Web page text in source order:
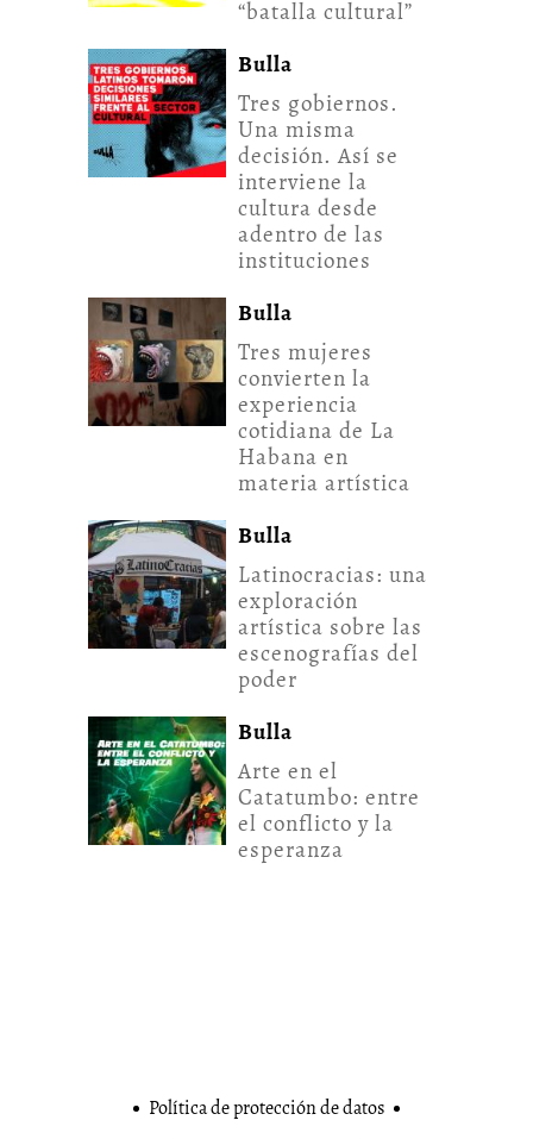
“batalla cultural”
Bulla
Tres gobiernos.
Una misma
decisión. Así se
interviene la
cultura desde
adentro de las
instituciones
Bulla
Tres mujeres
convierten la
experiencia
cotidiana de La
Habana en
materia artística
Bulla
Latinocracias: una
exploración
artística sobre las
escenografías del
poder
Bulla
Arte en el
Catatumbo: entre
el conflicto y la
esperanza
Política de protección de datos